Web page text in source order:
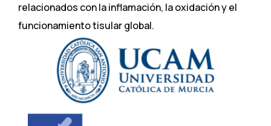
relacionados con la inflamación, la oxidación y el
funcionamiento tisular global.